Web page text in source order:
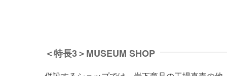
＜特長3＞MUSEUM SHOP